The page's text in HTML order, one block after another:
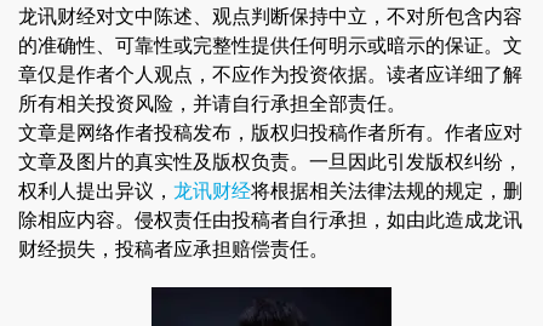
龙讯财经对文中陈述、观点判断保持中立，不对所包含内容
的准确性、可靠性或完整性提供任何明示或暗示的保证。文
章仅是作者个人观点，不应作为投资依据。读者应详细了解
所有相关投资风险，并请自行承担全部责任。
文章是网络作者投稿发布，版权归投稿作者所有。作者应对
文章及图片的真实性及版权负责。一旦因此引发版权纠纷，
权利人提出异议， 龙讯财经将根据相关法律法规的规定，删
除相应内容。侵权责任由投稿者自行承担，如由此造成龙讯
财经损失，投稿者应承担赔偿责任。